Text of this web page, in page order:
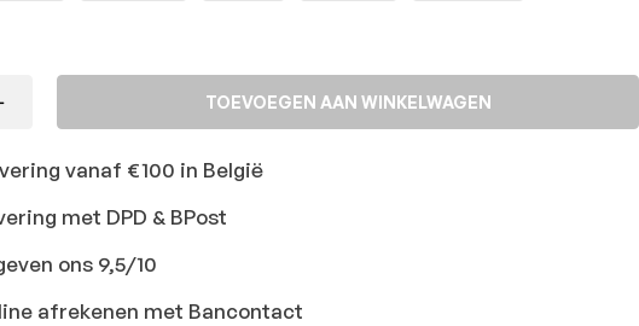
TOEVOEGEN AAN WINKELWAGEN
vanaf €100 in België
met DPD & BPost
ons 9,5/10
afrekenen met Bancontact